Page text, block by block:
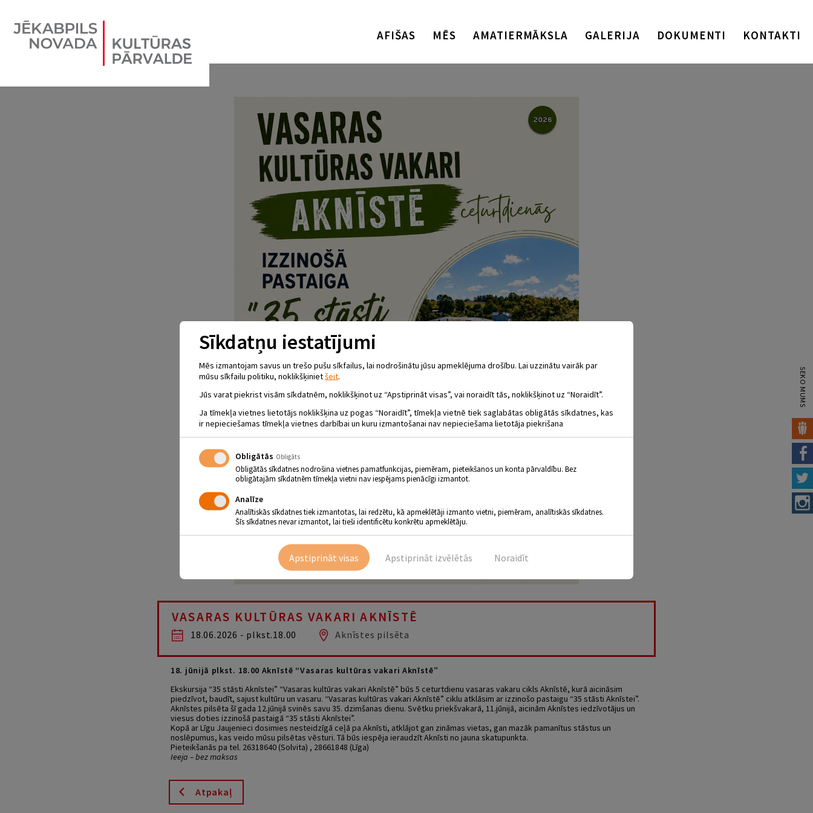
AFIŠAS MĒS AMATIERMĀKSLA GALERIJA DOKUMENTI KONTAKTI
VASARAS KULTŪRAS VAKARI AKNĪSTĒ
18.06.2026 - plkst.18.00 Aknīstes pilsēta
18. jūnijā plkst. 18.00 Aknīstē “Vasaras kultūras vakari Aknīstē”
Ekskursija “35 stāsti Aknīstei” “Vasaras kultūras vakari Aknīstē” būs 5 ceturtdienu vasaras vakaru cikls Aknīstē, kurā aicināsim
piedzīvot, baudīt, sajust kultūru un vasaru. “Vasaras kultūras vakari Aknīstē” ciklu atklāsim ar izzinošo pastaigu “35 stāsti Aknīstei”.
Aknīstes pilsēta šī gada 12.jūnijā svinēs savu 35. dzimšanas dienu. Svētku priekšvakarā, 11.jūnijā, aicinām Aknīstes iedzīvotājus un
viesus doties izzinošā pastaigā “35 stāsti Aknīstei”.
Kopā ar Līgu Jaujenieci dosimies nesteidzīgā ceļā pa Aknīsti, atklājot gan zināmas vietas, gan mazāk pamanītus stāstus un
noslēpumus, kas veido mūsu pilsētas vēsturi. Tā būs iespēja ieraudzīt Aknīsti no jauna skatupunkta.
Pieteikšanās pa tel. 26318640 (Solvita) , 28661848 (Līga)
Ieeja – bez maksas
Atpakaļ
SEKO MUMS
Sīkdatņu iestatījumi
Mēs izmantojam savus un trešo pušu sīkfailus, lai nodrošinātu jūsu apmeklējuma drošību. Lai uzzinātu vairāk par
mūsu sīkfailu politiku, noklikšķinietšeit.
Jūs varat piekrist visām sīkdatnēm, noklikšķinot uz “Apstiprināt visas”, vai noraidīt tās, noklikšķinot uz “Noraidīt”.
Ja tīmekļa vietnes lietotājs noklikšķina uz pogas “Noraidīt”, tīmekļa vietnē tiek saglabātas obligātās sīkdatnes, kas
ir nepieciešamas tīmekļa vietnes darbībai un kuru izmantošanai nav nepieciešama lietotāja piekrišana
Obligātās Obligāts
Obligātās sīkdatnes nodrošina vietnes pamatfunkcijas, piemēram, pieteikšanos un konta pārvaldību. Bez
obligātajām sīkdatnēm tīmekļa vietni nav iespējams pienācīgi izmantot.
Analīze
Analītiskās sīkdatnes tiek izmantotas, lai redzētu, kā apmeklētāji izmanto vietni, piemēram, analītiskās sīkdatnes.
Šīs sīkdatnes nevar izmantot, lai tieši identificētu konkrētu apmeklētāju.
Noraidīt
Apstiprināt izvēlētās
Apstiprināt visas